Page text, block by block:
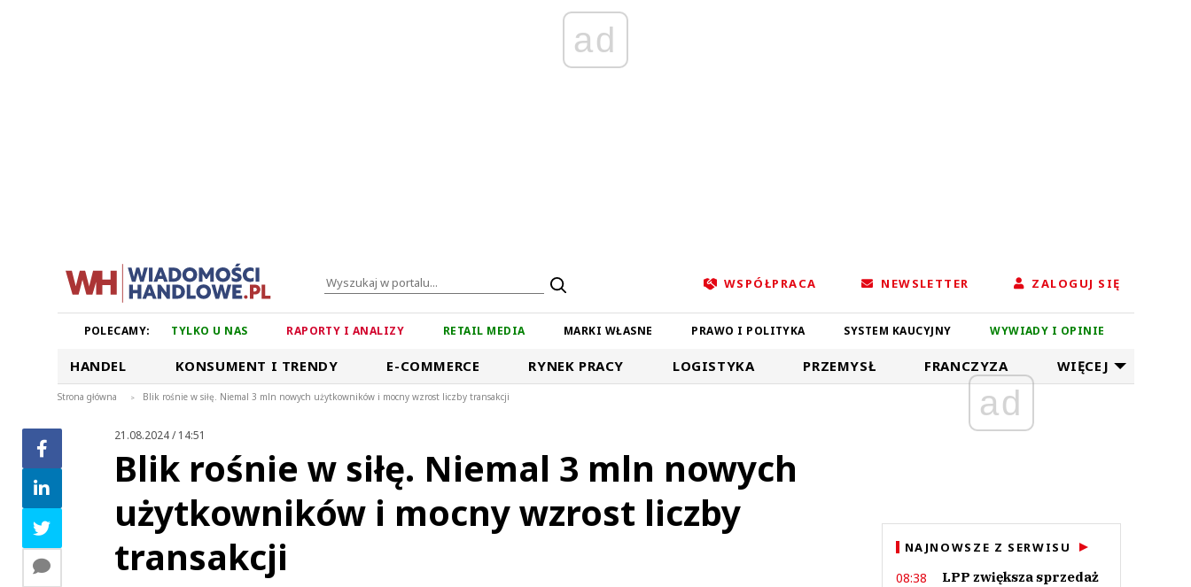
ad
WSPÓŁPRACA NEWSLETTER ZALOGUJ SIĘ
POLECAMY: TYLKO U NAS RAPORTY I ANALIZY RETAIL MEDIA MARKI WŁASNE PRAWO I POLITYKA SYSTEM KAUCYJNY WYWIADY I OPINIE
HANDEL KONSUMENT I TRENDY E-COMMERCE RYNEK PRACY LOGISTYKA PRZEMYSŁ FRANCZYZA WIĘCEJ
Strona główna > Blik rośnie w siłę. Niemal 3 mln nowych użytkowników i mocny wzrost liczby transakcji
21.08.2024 / 14:51
Blik rośnie w siłę. Niemal 3 mln nowych
użytkowników i mocny wzrost liczby
transakcji
ad
NAJNOWSZE Z SERWISU
08:38
LPP zwiększa sprzedaż